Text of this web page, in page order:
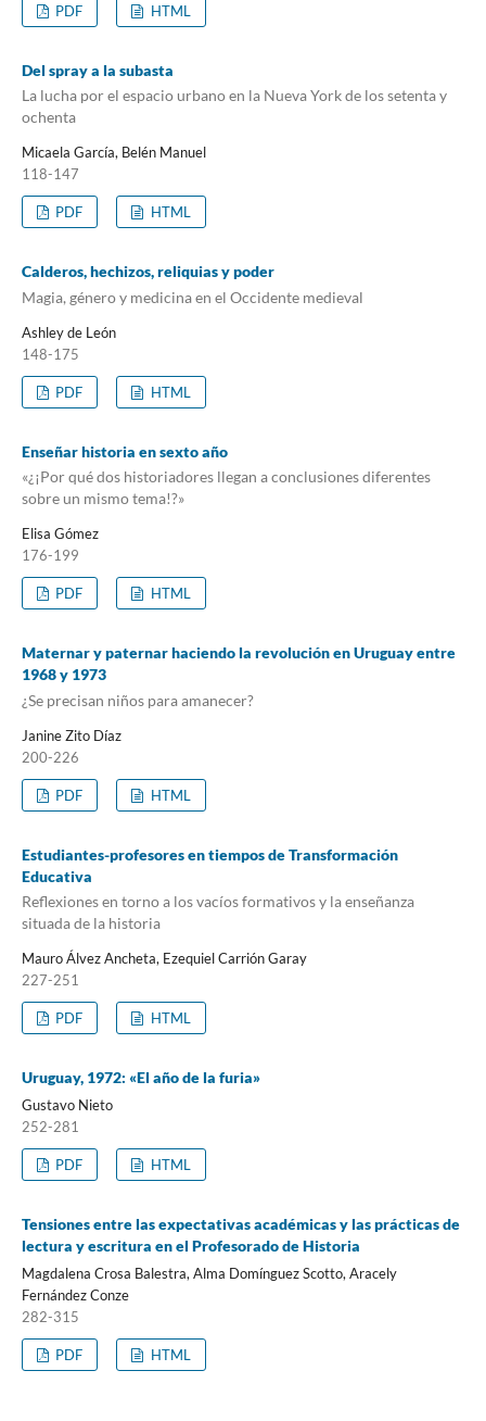
PDF HTML
Del spray a la subasta
La lucha por el espacio urbano en la Nueva York de los setenta y
ochenta
Micaela García, Belén Manuel
118-147
PDF HTML
Calderos, hechizos, reliquias y poder
Magia, género y medicina en el Occidente medieval
Ashley de León
148-175
PDF HTML
Enseñar historia en sexto año
«¿¡Por qué dos historiadores llegan a conclusiones diferentes
sobre un mismo tema!?»
Elisa Gómez
176-199
PDF HTML
Maternar y paternar haciendo la revolución en Uruguay entre
1968 y 1973
¿Se precisan niños para amanecer?
Janine Zito Díaz
200-226
PDF HTML
Estudiantes-profesores en tiempos de Transformación
Educativa
Reflexiones en torno a los vacíos formativos y la enseñanza
situada de la historia
Mauro Álvez Ancheta, Ezequiel Carrión Garay
227-251
PDF HTML
Uruguay, 1972: «El año de la furia»
Gustavo Nieto
252-281
PDF HTML
Tensiones entre las expectativas académicas y las prácticas de
lectura y escritura en el Profesorado de Historia
Magdalena Crosa Balestra, Alma Domínguez Scotto, Aracely
Fernández Conze
282-315
PDF HTML